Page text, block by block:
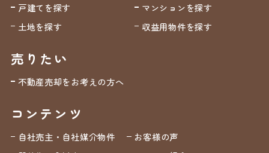
戸建てを探す
マンションを探す
土地を探す
収益用物件を探す
売りたい
不動産売却をお考えの方へ
コンテンツ
自社売主・自社媒介物件
お客様の声